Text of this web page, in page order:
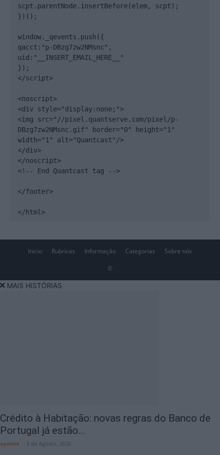
scpt.parentNode.insertBefore(elem, scpt);
})();
window._qevents.push({
qacct:"p-DBzg7zw2NMsnc",
uid:"__INSERT_EMAIL_HERE__"
});
</script>
<noscript>
<div style="display:none;">
<img src="//pixel.quantserve.com/pixel/p-
DBzg7zw2NMsnc.gif" border="0" height="1"
width="1" alt="Quantcast"/>
</div>
</noscript>
<!-- End Quantcast tag -->
</footer>
</html>
Inicio Rubricas Informação Categorias Sobre nós
©
MAIS HISTÓRIAS
Crédito à Habitação: novas regras do Banco de
Portugal já estão...
aponte 5 de Agosto, 2026